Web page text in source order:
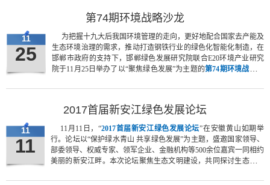
第74期环境战略沙龙
11
25
为把握十九大后我国环境管理的走向，更好地配合国家去产能及
生态环境治理的需求，推动打造钢铁行业的绿色化智能化制造，在
邯郸市政府的支持下，邯郸绿色发展研究院联合E20环境产业研究
院于11月25日举办了以“聚焦绿色发展”为主题的第74期环境战略沙
2017首届新安江绿色发展论坛
11
11
11月11日，“2017首届新安江绿色发展论坛”在安徽黄山如期举
行。论坛以“保护绿水青山 共享绿色发展”为主题，盛邀国家领导、
部委领导、权威专家、领军企业、金融机构等500余位嘉宾一同相约
美丽的新安江畔。本次论坛聚焦生态文明建设，共同探讨生态文明